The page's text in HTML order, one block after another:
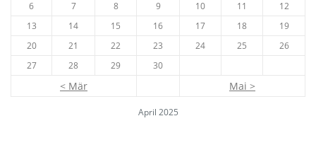
April 2025
6
7 8 9 10 11
12
13
14 15 16 17 18
19
20
21 22 23 24 25
26
27
28 29 30
< Mär Mai >